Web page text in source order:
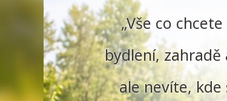
„Vše co
bydlení, zahradě
ale nevíte, kde